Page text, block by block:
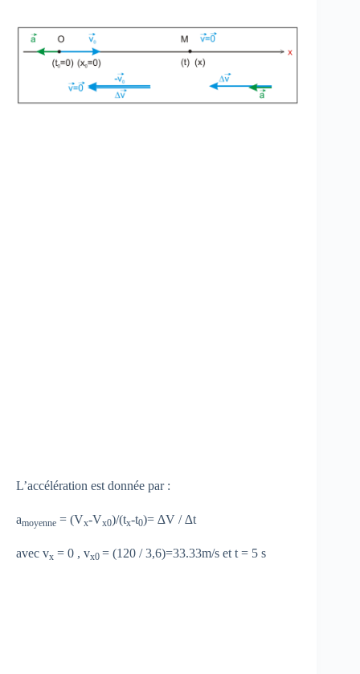
L’accélération est donnée par :
amoyenne = (Vx-Vx0)/(tx-t0)= ∆V / ∆t
avec vx = 0 , vx0 = (120 / 3,6)=33.33m/s et t = 5 s